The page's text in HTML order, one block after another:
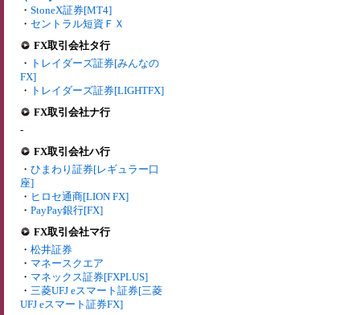
・ StoneX証券[MT4]
・ セントラル短資ＦＸ
FX取引会社タ行
・ トレイダーズ証券[みんなの
FX]
・ トレイダーズ証券[LIGHTFX]
FX取引会社ナ行
-
FX取引会社ハ行
・ ひまわり証券[レギュラー口
座]
・ ヒロセ通商[LION FX]
・ PayPay銀行[FX]
FX取引会社マ行
・ 松井証券
・ マネースクエア
・ マネックス証券[FXPLUS]
・ 三菱UFJ eスマート証券[三菱
UFJ eスマート証券FX]